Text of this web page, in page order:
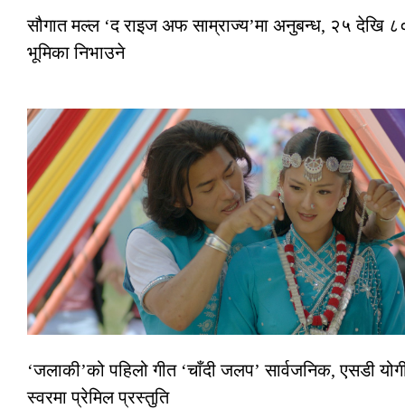
सौगात मल्ल ‘द राइज अफ साम्राज्य’मा अनुबन्ध, २५ देखि
भूमिका निभाउने
‘जलाकी’को पहिलो गीत ‘चाँदी जलप’ सार्वजनिक, एसडी
स्वरमा प्रेमिल प्रस्तुति